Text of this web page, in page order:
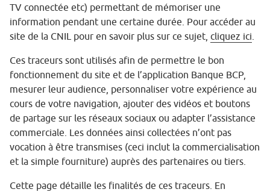
TV connectée etc) permettant de mémoriser une
information pendant une certaine durée. Pour accéder au
site de la CNIL pour en savoir plus sur ce sujet, cliquez ici
Ces traceurs sont utilisés afin de permettre le bon
fonctionnement du site et de l’application Banque BCP,
mesurer leur audience, personnaliser votre expérience au
cours de votre navigation, ajouter des vidéos et boutons
de partage sur les réseaux sociaux ou adapter l’assistance
commerciale. Les données ainsi collectées n’ont pas
vocation à être transmises (ceci inclut la commercialisation
et la simple fourniture) auprès des partenaires ou tiers.
Cette page détaille les finalités de ces traceurs. En